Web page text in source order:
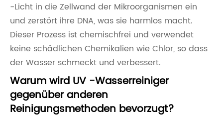
-Licht in die Zellwand der Mikroorganismen ein
und zerstört ihre DNA, was sie harmlos macht.
Dieser Prozess ist chemischfrei und verwendet
keine schädlichen Chemikalien wie Chlor, so dass
der Wasser schmeckt und verbessert.
Warum wird UV -Wasserreiniger
gegenüber anderen
Reinigungsmethoden bevorzugt?